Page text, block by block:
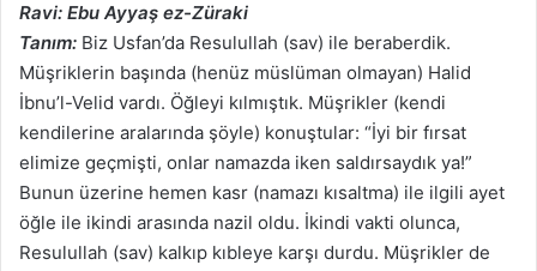
Ravi: Ebu Ayyaş ez-Züraki
Tanım: Biz Usfan’da Resulullah (sav) ile beraberdik.
Müşriklerin başında (henüz müslüman olmayan) Halid
İbnu’l-Velid vardı. Öğleyi kılmıştık. Müşrikler (kendi
kendilerine aralarında şöyle) konuştular: “İyi bir fırsat
elimize geçmişti, onlar namazda iken saldırsaydık ya!”
Bunun üzerine hemen kasr (namazı kısaltma) ile ilgili ayet
öğle ile ikindi arasında nazil oldu. İkindi vakti olunca,
Resulullah (sav) kalkıp kıbleye karşı durdu. Müşrikler de